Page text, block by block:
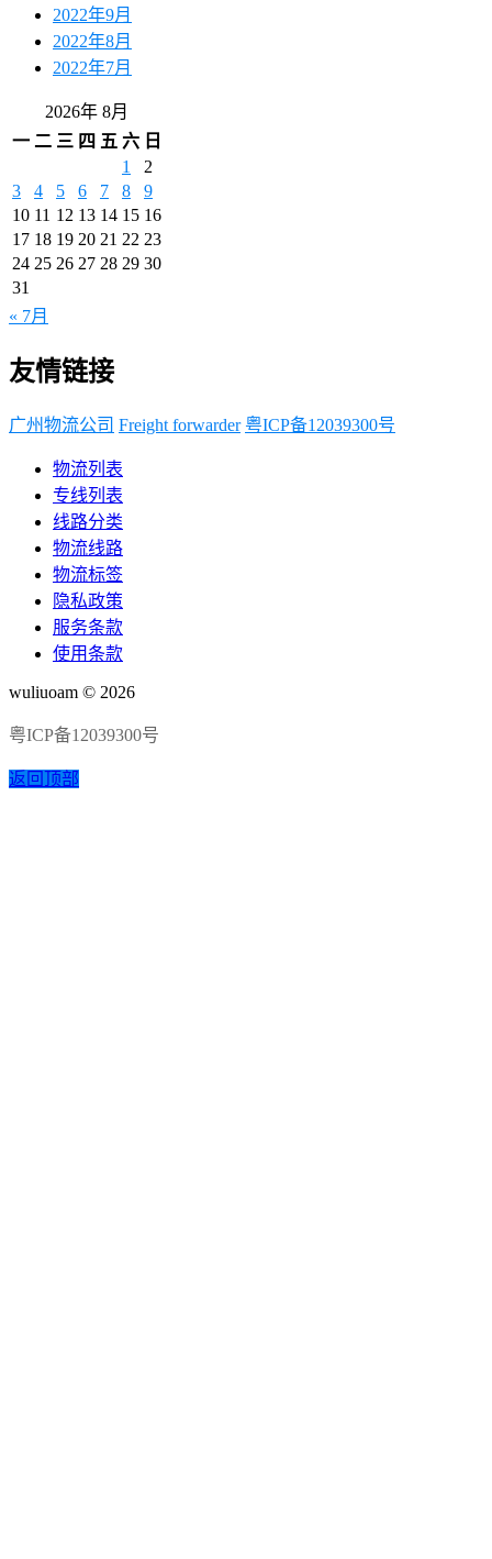
2022年9月
2022年8月
2022年7月
2026年 8月
一 二 三 四 五 六 日
1
2
3
4 5 6 7 8
9
10 11 12 13 14 15 16
17 18 19 20 21 22 23
24 25 26 27 28 29 30
31
« 7月
友情链接
广州物流公司 Freight forwarder 粤ICP备12039300号
物流列表
专线列表
线路分类
物流线路
物流标签
隐私政策
服务条款
使用条款
wuliuoam © 2026
粤ICP备12039300号
返回顶部